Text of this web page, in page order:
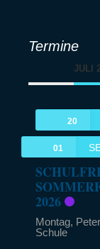
Termine
JULI
20
01
2026
Montag,
Schule